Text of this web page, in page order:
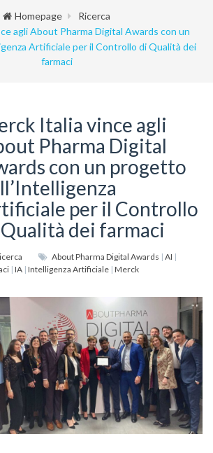
Homepage
Ricerca
agli About Pharma Digital Awards con un
Artificiale per il Controllo di Qualità dei
farmaci
Italia vince agli
Pharma Digital
con un progetto
per il Controllo
dei farmaci
About Pharma Digital Awards | AI |
| IA | Intelligenza Artificiale | Merck